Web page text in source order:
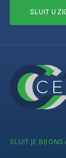
SLUIT U
SLUIT JE BIJ ONS